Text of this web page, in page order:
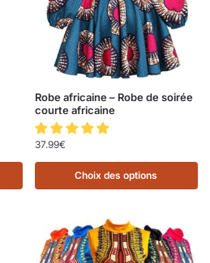
Robe africaine – Robe de soirée
courte africaine
37.99€
Choix des options